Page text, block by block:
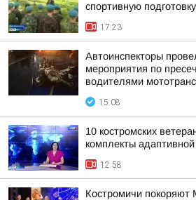
спортивную
17:23
Автоинспекторы
мероприятия по
водителями
15:08
10 костромских
комплекты
12:58
Костромичи покоряют